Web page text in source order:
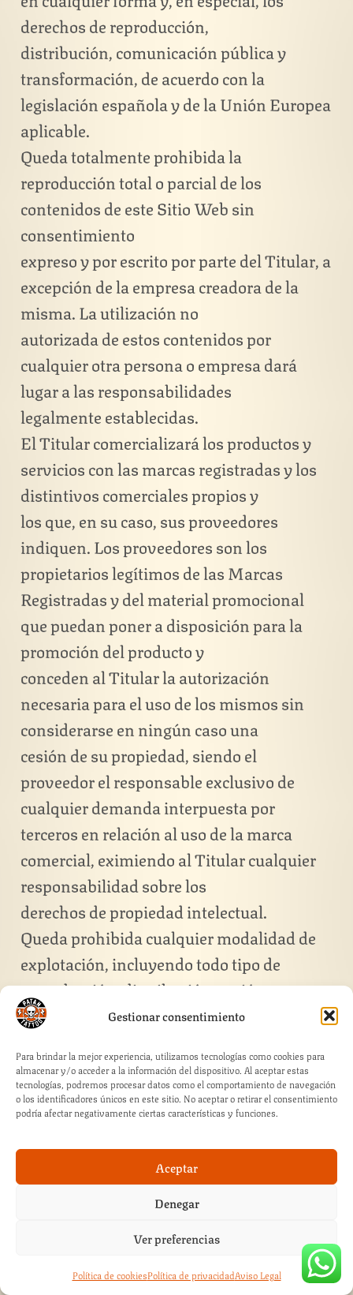
Gestionar consentimiento
Para brindar la mejor experiencia, utilizamos tecnologías como cookies para
almacenar y/o acceder a la información del dispositivo. Al aceptar estas
tecnologías, podremos procesar datos como el comportamiento de navegación
o los identificadores únicos en este sitio. No aceptar o retirar el consentimiento
podría afectar negativamente ciertas características y funciones.
Aceptar
Denegar
Ver preferencias
Política de cookiesPolítica de privacidadAviso Legal
derechos de reproducción,
distribución, comunicación pública y
transformación, de acuerdo con la
legislación española y de la Unión Europea
aplicable.
Queda totalmente prohibida la
reproducción total o parcial de los
contenidos de este Sitio Web sin
consentimiento
expreso y por escrito por parte del Titular, a
excepción de la empresa creadora de la
misma. La utilización no
autorizada de estos contenidos por
cualquier otra persona o empresa dará
lugar a las responsabilidades
legalmente establecidas.
El Titular comercializará los productos y
servicios con las marcas registradas y los
distintivos comerciales propios y
los que, en su caso, sus proveedores
indiquen. Los proveedores son los
propietarios legítimos de las Marcas
Registradas y del material promocional
que puedan poner a disposición para la
promoción del producto y
conceden al Titular la autorización
necesaria para el uso de los mismos sin
considerarse en ningún caso una
cesión de su propiedad, siendo el
proveedor el responsable exclusivo de
cualquier demanda interpuesta por
terceros en relación al uso de la marca
comercial, eximiendo al Titular cualquier
responsabilidad sobre los
derechos de propiedad intelectual.
Queda prohibida cualquier modalidad de
explotación, incluyendo todo tipo de
reproducción, distribución, cesión a
terceros, comunicación pública y
de soporte y medio, de las obras antes
referidas, creaciones y signos distintivos
sin autorización previa y expresa de sus
respectivos titulares. El
incumplimiento de esta prohibición podrá
constituir infracción sancionable por la
Queda prohibido, salvo en los casos que
expresamente lo autorice el Titular